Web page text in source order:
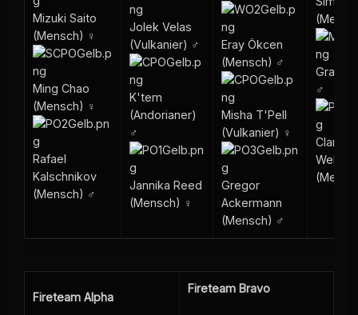
Mizuki Saito
(Mensch) ♀
Ming Chao
(Mensch) ♀
Rafael
Kalschnikov
(Mensch) ♂
Jolek Velas
(Vulkanier) ♂
K'tem
(Andorianer)
♂
Jannika Reed
(Mensch) ♀
Eray Ökcen
(Mensch) ♂
Misha T'Pell
(Vulkanier) ♀
Gregor
Ackermann
(Mensch) ♂
Grall
♂
Clarissa
Webber
Fireteam Alpha
Fireteam Bravo